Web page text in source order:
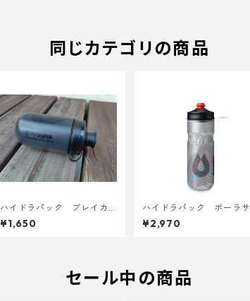
同じカテゴリの商品
ハイドラパック ブレイカ
ウェイマック 440ml (1本売
り)
¥1,650
ハイドラパック ポーラサ
ージ 600ml
¥2,970
セール中の商品